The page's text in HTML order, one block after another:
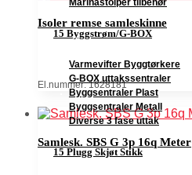
15 Byggstrøm/G-BOX
Varmevifter Byggtørkere
G-BOX uttakssentraler
Byggsentraler Plast
Byggsentraler Metall
Diverse 3 fase uttak
15 Plugg Skjøt Stikk
Isoler remse samleskinne
El.nummer: 1628181
Samlesk. SBS G 3p 16q Meter